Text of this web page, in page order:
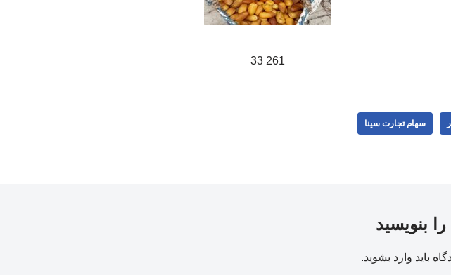
261 33
سهام تجارت سینا
بنویسید
باید وارد بشوید.